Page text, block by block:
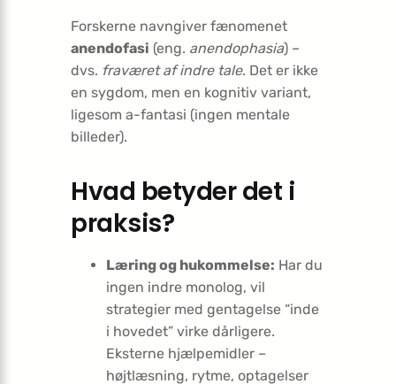
Forskerne navngiver fænomenet
anendofasi (eng. anendophasia) –
dvs. fraværet af indre tale. Det er ikke
en sygdom, men en kognitiv variant,
ligesom a-fantasi (ingen mentale
billeder).
Hvad betyder det i
praksis?
Læring og hukommelse: Har du
ingen indre monolog, vil
strategier med gentagelse “inde
i hovedet” virke dårligere.
Eksterne hjælpemidler –
højtlæsning, rytme, optagelser